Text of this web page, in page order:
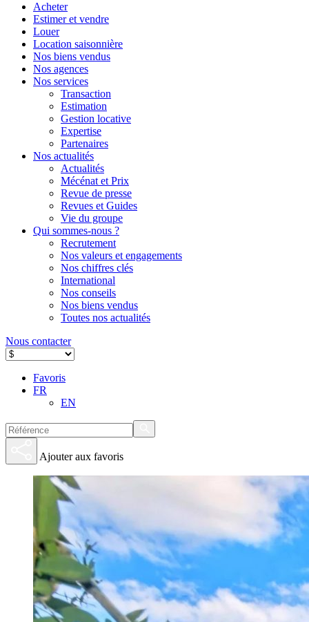
Acheter
Estimer et vendre
Louer
Location saisonnière
Nos biens vendus
Nos agences
Nos services
Transaction
Estimation
Gestion locative
Expertise
Partenaires
Nos actualités
Actualités
Mécénat et Prix
Revue de presse
Revues et Guides
Vie du groupe
Qui sommes-nous ?
Recrutement
Nos valeurs et engagements
Nos chiffres clés
International
Nos conseils
Nos biens vendus
Toutes nos actualités
Nous contacter
Favoris
FR
EN
Ajouter aux favoris